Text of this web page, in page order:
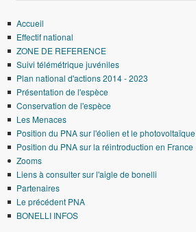
Accueil
Effectif national
ZONE DE REFERENCE
Suivi télémétrique juvéniles
Plan national d'actions 2014 - 2023
Présentation de l'espèce
Conservation de l'espèce
Les Menaces
Position du PNA sur l'éolien et le photovoltaïque
Position du PNA sur la réintroduction en France
Zooms
Liens à consulter sur l'aigle de bonelli
Partenaires
Le précédent PNA
BONELLI INFOS